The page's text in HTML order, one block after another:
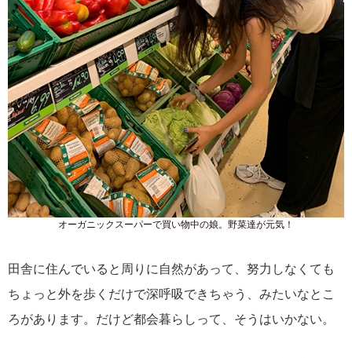
オーガニックスーパーで買い物中の娘。野菜達が元気！
田舎に住んでいると周りに自然があって、努力しなくても
ちょっと外を歩くだけで深呼吸できちゃう、みたいなとこ
ろがあります。だけど都会暮らしって、そうはいかない。